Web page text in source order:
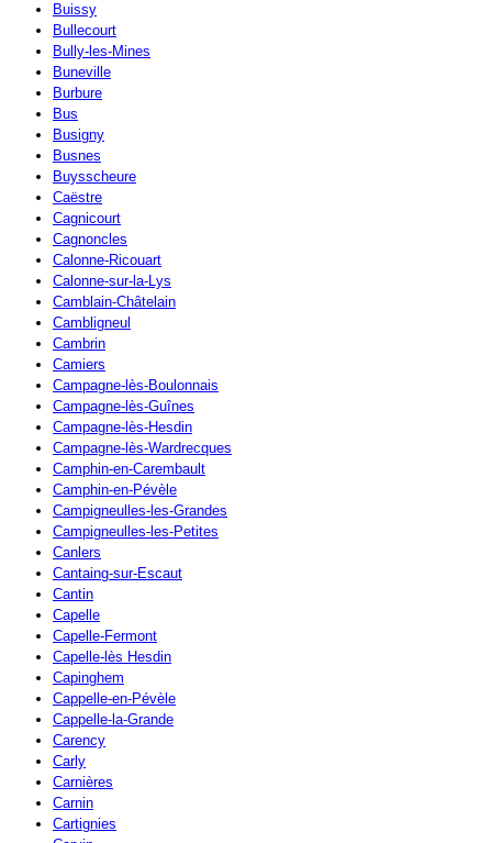
Buissy
Bullecourt
Bully-les-Mines
Buneville
Burbure
Bus
Busigny
Busnes
Buysscheure
Caëstre
Cagnicourt
Cagnoncles
Calonne-Ricouart
Calonne-sur-la-Lys
Camblain-Châtelain
Cambligneul
Cambrin
Camiers
Campagne-lès-Boulonnais
Campagne-lès-Guînes
Campagne-lès-Hesdin
Campagne-lès-Wardrecques
Camphin-en-Carembault
Camphin-en-Pévèle
Campigneulles-les-Grandes
Campigneulles-les-Petites
Canlers
Cantaing-sur-Escaut
Cantin
Capelle
Capelle-Fermont
Capelle-lès Hesdin
Capinghem
Cappelle-en-Pévèle
Cappelle-la-Grande
Carency
Carly
Carnières
Carnin
Cartignies